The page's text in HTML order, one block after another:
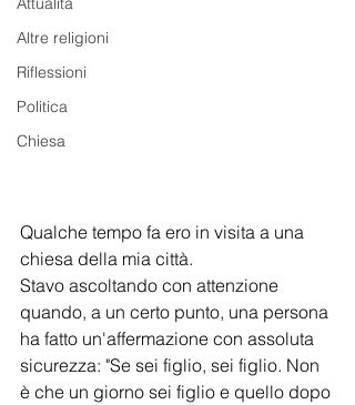
Altre religioni
Riflessioni
Politica
Chiesa
Qualche tempo fa ero in visita a una
chiesa della mia città.
Stavo ascoltando con attenzione
quando, a un certo punto, una persona
ha fatto un'affermazione con assoluta
sicurezza: "Se sei figlio, sei figlio. Non
è che un giorno sei figlio e quello dopo